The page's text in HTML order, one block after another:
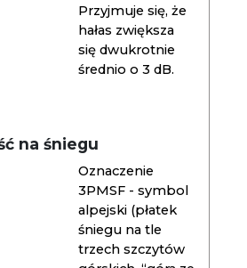
Przyjmuje się, że
hałas zwiększa
się dwukrotnie
średnio o 3 dB.
na śniegu
Oznaczenie
3PMSF - symbol
alpejski (płatek
śniegu na tle
trzech szczytów